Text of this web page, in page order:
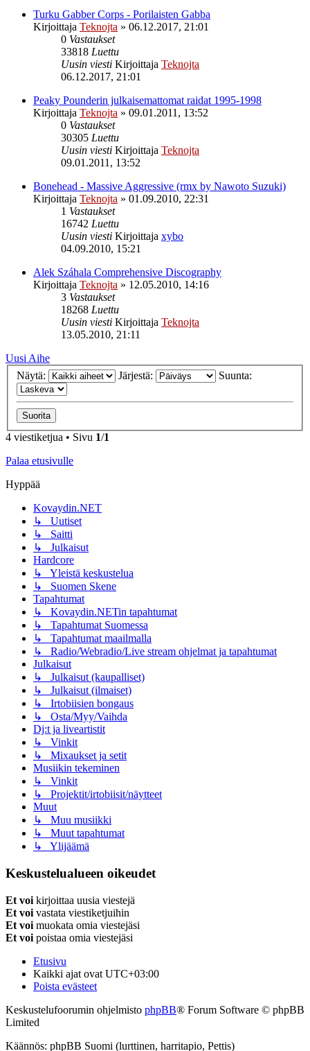
Turku Gabber Corps - Porilaisten Gabba
Kirjoittaja Teknojta » 06.12.2017, 21:01
0 Vastaukset
33818 Luettu
Uusin viesti Kirjoittaja Teknojta
06.12.2017, 21:01
Peaky Pounderin julkaisemattomat raidat 1995-1998
Kirjoittaja Teknojta » 09.01.2011, 13:52
0 Vastaukset
30305 Luettu
Uusin viesti Kirjoittaja Teknojta
09.01.2011, 13:52
Bonehead - Massive Aggressive (rmx by Nawoto Suzuki)
Kirjoittaja Teknojta » 01.09.2010, 22:31
1 Vastaukset
16742 Luettu
Uusin viesti Kirjoittaja xybo
04.09.2010, 15:21
Alek Száhala Comprehensive Discography
Kirjoittaja Teknojta » 12.05.2010, 14:16
3 Vastaukset
18268 Luettu
Uusin viesti Kirjoittaja Teknojta
13.05.2010, 21:11
Uusi Aihe
Näytä:
Järjestä: Suunta:
4 viestiketjua • Sivu 1/1
Palaa etusivulle
Hyppää
Kovaydin.NET
↳ Uutiset
↳ Saitti
↳ Julkaisut
Hardcore
↳ Yleistä keskustelua
↳ Suomen Skene
Tapahtumat
↳ Kovaydin.NETin tapahtumat
↳ Tapahtumat Suomessa
↳ Tapahtumat maailmalla
↳ Radio/Webradio/Live stream ohjelmat ja tapahtumat
Julkaisut
↳ Julkaisut (kaupalliset)
↳ Julkaisut (ilmaiset)
↳ Irtobiisien bongaus
↳ Osta/Myy/Vaihda
Dj:t ja liveartistit
↳ Vinkit
↳ Mixaukset ja setit
Musiikin tekeminen
↳ Vinkit
↳ Projektit/irtobiisit/näytteet
Muut
↳ Muu musiikki
↳ Muut tapahtumat
↳ Ylijäämä
Keskustelualueen oikeudet
Et voi kirjoittaa uusia viestejä
Et voi vastata viestiketjuihin
Et voi muokata omia viestejäsi
Et voi poistaa omia viestejäsi
Etusivu
Kaikki ajat ovat UTC+03:00
Poista evästeet
Keskustelufoorumin ohjelmisto phpBB® Forum Software © phpBB
Limited
Käännös: phpBB Suomi (lurttinen, harritapio, Pettis)